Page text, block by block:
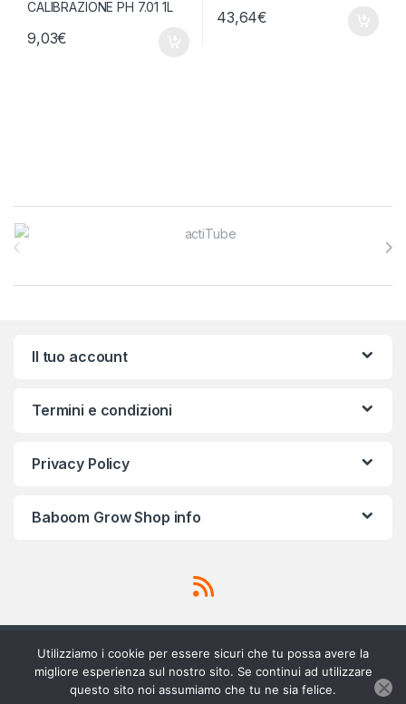
9,03€
43,64€
Brands Carousel
Il tuo account
Termini e condizioni
Privacy Policy
Baboom Grow Shop info
Scrivici su Whatsapp
Utilizziamo i cookie per essere sicuri che tu possa avere la
migliore esperienza sul nostro sito. Se continui ad utilizzare
questo sito noi assumiamo che tu ne sia felice.